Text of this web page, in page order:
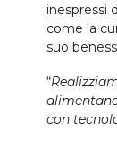
inespressi
come la
suo
“
con